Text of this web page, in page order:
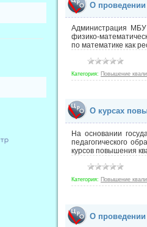
О проведении
Администрация МБУ
физико-
по математике как
Категория: Повышение
О курсах
На основании
педагогического
курсов повышения
Категория: Повышение
О